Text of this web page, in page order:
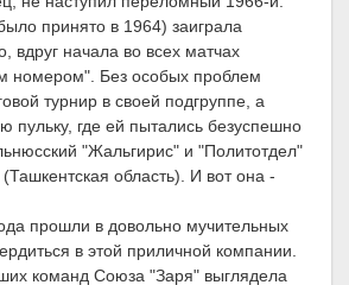
принято в 1964) заиграла
вдруг начала во всех матчах
номером". Без особых проблем
турнир в своей подгруппе, а
пульку, где ей пытались безуспешно
"Жальгирис" и "Политотдел"
(Ташкентская область). И вот она -
прошли в довольно мучительных
в этой приличной компании.
команд Союза "Заря" выглядела